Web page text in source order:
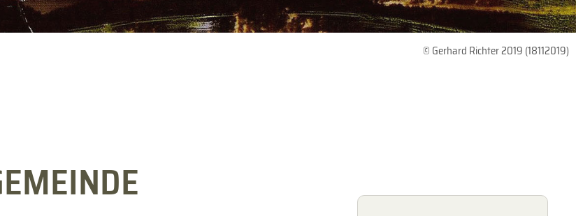
© Gerhard Richter 2019 (18112019)